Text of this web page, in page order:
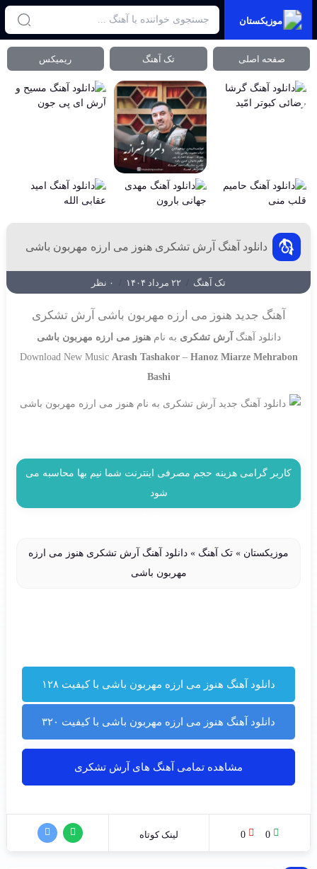
موزیکستان
صفحه اصلی تک آهنگ ریمیکس
دانلود آهنگ آرش تشکری هنوز می ارزه مهربون باشی
تک آهنگ / ۲۲ مرداد ۱۴۰۴ / ۰ نظر
آهنگ جدید هنوز می ارزه مهربون باشی آرش تشکری
دانلود آهنگ آرش تشکری به نامهنوز می ارزه مهربون باشی
Download New Music Arash Tashakor– Hanoz Miarze Mehrabon
Bashi
کاربر گرامی هزینه حجم مصرفی اینترنت شما نیم بها محاسبه می
شود
موزیکستان » تک آهنگ » دانلود آهنگ آرش تشکری هنوز می ارزه
مهربون باشی
دانلود آهنگ هنوز می ارزه مهربون باشی با کیفیت ۱۲۸
دانلود آهنگ هنوز می ارزه مهربون باشی با کیفیت ۳۲۰
مشاهده تمامی آهنگ های آرش تشکری
0
0 لینک کوتاه